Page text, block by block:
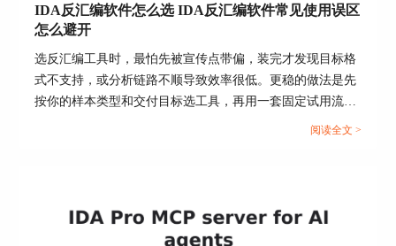
3、用反汇编与伪代码相互约束
对关键路径同时看反汇编与【F5】伪代码，伪代码
只作为阅读辅助，遇到条件分支、指针运算、结构
体访问要回到指令级确认寄存器来源与内存偏移，
避免把伪代码当作源代码事实。
局与引用偏移是否收敛；类型补齐后交叉引用与伪
代码通常会变稳定，这是很实用的自洽性信号。
IDA反汇编软件怎么选 IDA反汇编软件常见使用误区
怎么避开
选反汇编工具时，最怕先被宣传点带偏，装完才发现目标格
式不支持，或分析链路不顺导致效率很低。更稳的做法是先
按你的样本类型和交付目标选工具，再用一套固定试用流程
验证是否真能提速，最后把常见误区提前规避掉。...
阅读全文 >